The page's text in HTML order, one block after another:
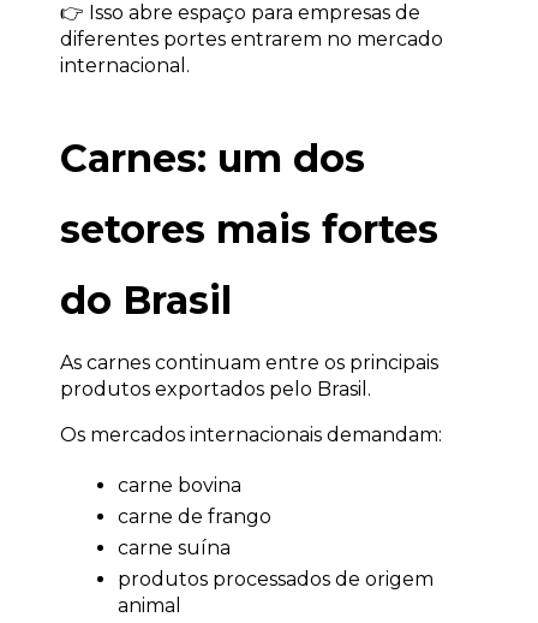
👉 Isso abre espaço para empresas de
diferentes portes entrarem no mercado
internacional.
Carnes: um dos
setores mais fortes
do Brasil
As carnes continuam entre os principais
produtos exportados pelo Brasil.
Os mercados internacionais demandam:
carne bovina
carne de frango
carne suína
produtos processados de origem
animal